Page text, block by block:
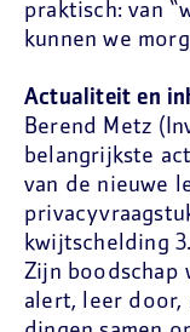
praktisch: van
kunnen we
Actualiteit en
Berend Metz
belangrijkste
van de nieuwe
kwijtschelding
Zijn boodschap
alert, leer door,